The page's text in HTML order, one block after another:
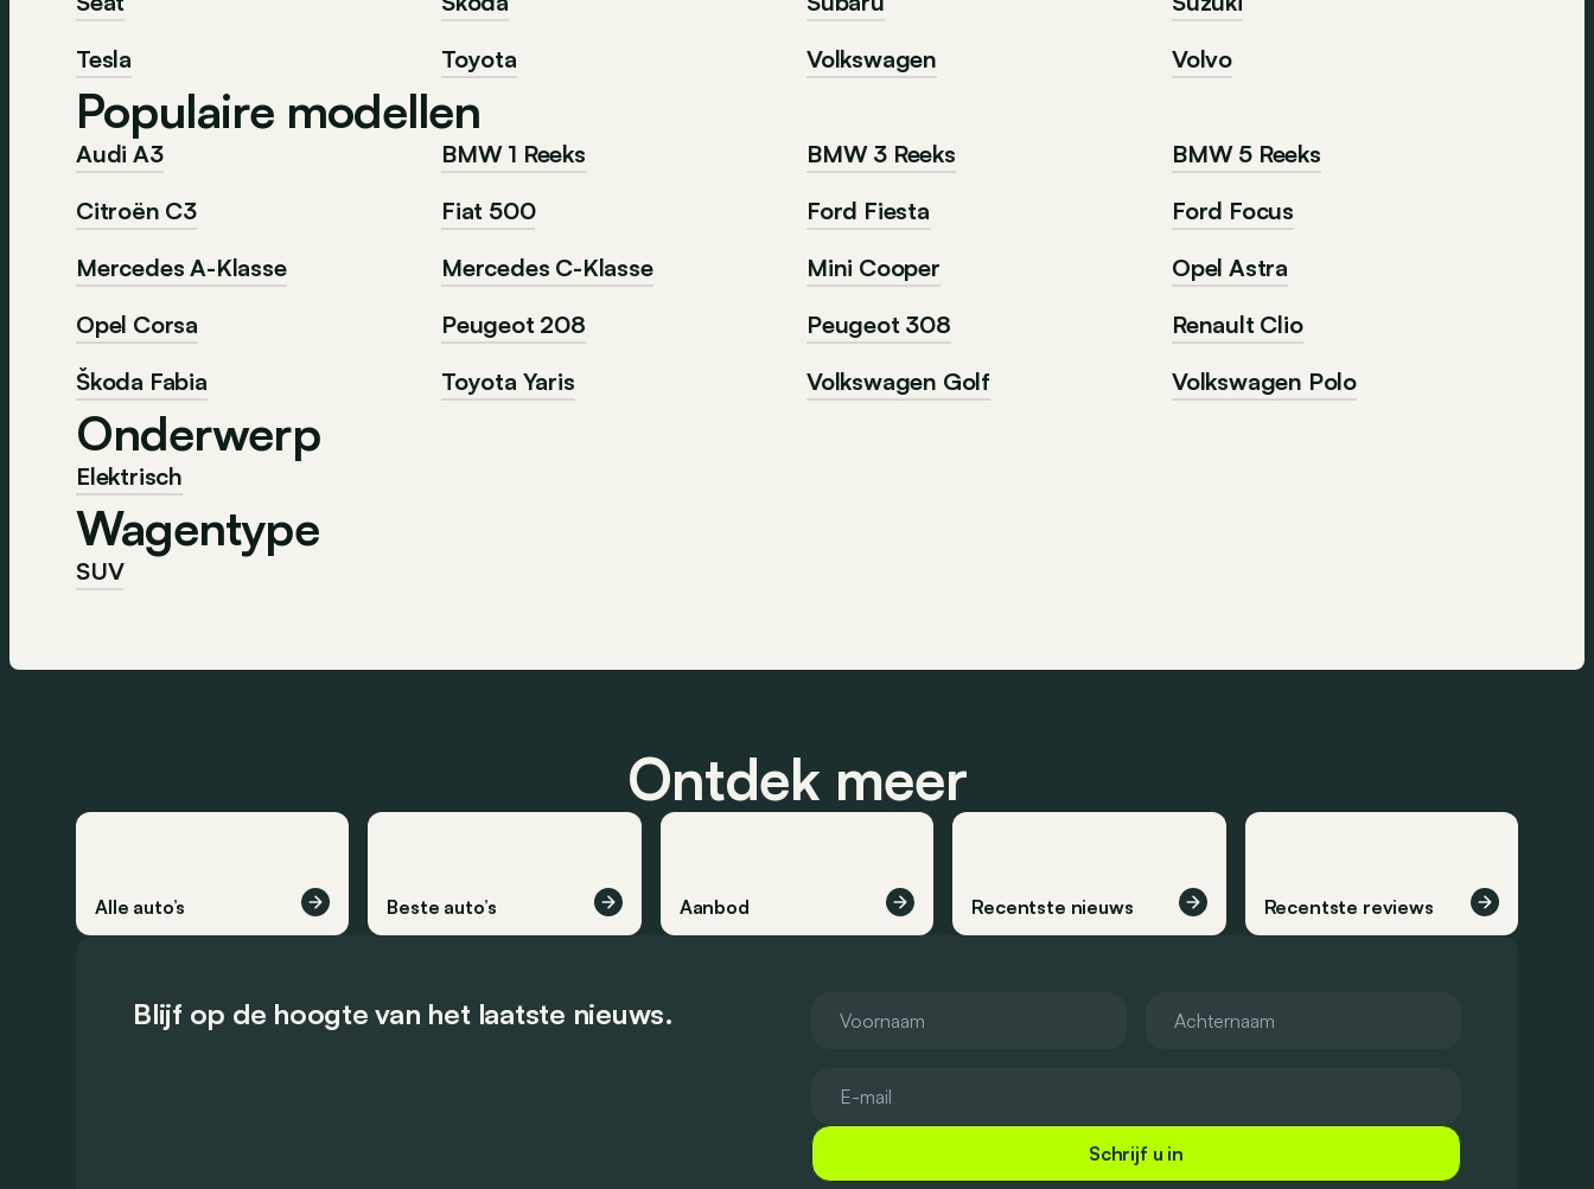
Tesla
Toyota Volkswagen Volvo
Populaire modellen
Audi A3 BMW 1 Reeks BMW 3 Reeks
BMW 5 Reeks
Citroën C3
Fiat 500 Ford Fiesta
Ford Focus
Mercedes A-Klasse
Mercedes C-Klasse Mini Cooper
Opel Astra
Opel Corsa
Peugeot 208 Peugeot 308
Renault Clio
Škoda Fabia
Toyota Yaris Volkswagen Golf Volkswagen Polo
Onderwerp
Elektrisch
Wagentype
SUV
Ontdek meer
Alle auto’s Beste auto’s Aanbod Recentste nieuws Recentste reviews
Blijf op de hoogte van het laatste nieuws.
Schrijf u in